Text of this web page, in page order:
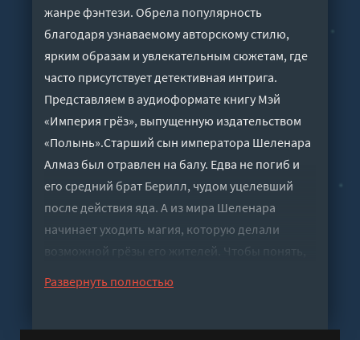
жанре фэнтези. Обрела популярность
благодаря узнаваемому авторскому стилю,
ярким образам и увлекательным сюжетам, где
часто присутствует детективная интрига.
Представляем в аудиоформате книгу Мэй
«Империя грёз», выпущенную издательством
«Полынь».Старший сын императора Шеленара
Алмаз был отравлен на балу. Едва не погиб и
его средний брат Берилл, чудом уцелевший
после действия яда. А из мира Шеленара
начинает уходить магия, которую делали
возможной грёзы его жителей. Чтобы понять,
Развернуть полностью